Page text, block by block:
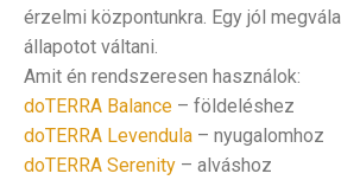
érzelmi központunkra. Egy jól
állapotot váltani.
Amit én rendszeresen használok:
doTERRA Balance – földeléshez
doTERRA Levendula – nyugalomhoz
doTERRA Serenity – alváshoz